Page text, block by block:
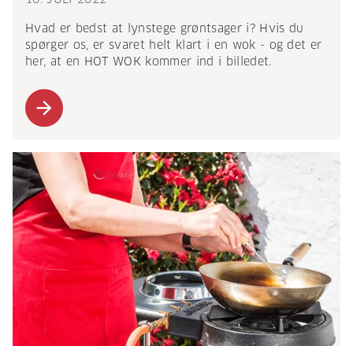
Hvad er bedst at lynstege grøntsager i? Hvis du
spørger os, er svaret helt klart i en wok - og det er
her, at en HOT WOK kommer ind i billedet.
arrow_forward